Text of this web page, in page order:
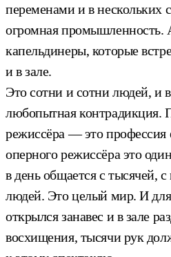
переменами и в нескольких
огромная
капельдинеры, которые
и в зале.
Это сотни и сотни людей, и
любопытная контрадикция.
режиссёра — это профессия
оперного режиссёра это
в день общается с тысячей,
людей. Это целый мир. И для
открылся занавес и в зале
восхищения, тысячи рук